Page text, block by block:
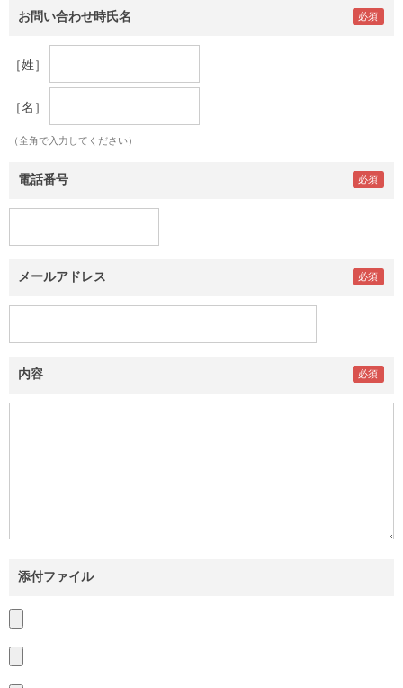
お問い合わせ時氏名
［姓］
［名］
（全角で入力してください）
電話番号
メールアドレス
内容
添付ファイル